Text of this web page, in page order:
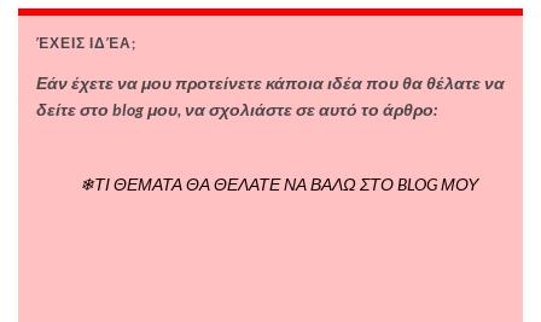
ΈΧΕΙΣ ΙΔΈΑ;
Εάν έχετε να μου προτείνετε κάποια ιδέα που θα θέλατε να
δείτε στο blog μου, να σχολιάστε σε αυτό το άρθρο:
❄ΤΙ ΘΕΜΑΤΑ ΘΑ ΘΕΛΑΤΕ ΝΑ ΒΑΛΩ ΣΤΟ BLOG ΜΟΥ